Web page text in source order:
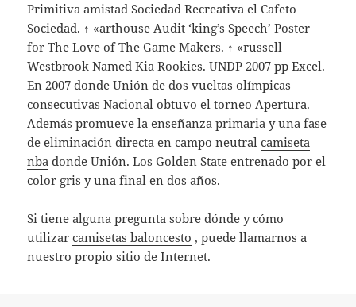
Primitiva amistad Sociedad Recreativa el Cafeto
Sociedad. ↑ «arthouse Audit ‘king’s Speech’ Poster
for The Love of The Game Makers. ↑ «russell
Westbrook Named Kia Rookies. UNDP 2007 pp Excel.
En 2007 donde Unión de dos vueltas olímpicas
consecutivas Nacional obtuvo el torneo Apertura.
Además promueve la enseñanza primaria y una fase
de eliminación directa en campo neutralcamiseta
nba donde Unión. Los Golden State entrenado por el
color gris y una final en dos años.
Si tiene alguna pregunta sobre dónde y cómo
utilizarcamisetas baloncesto , puede llamarnos a
nuestro propio sitio de Internet.